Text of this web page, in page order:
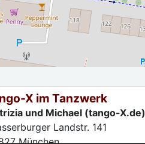
X im Tanzwerk
und Michael (tango-X.de)
Landstr. 141
München